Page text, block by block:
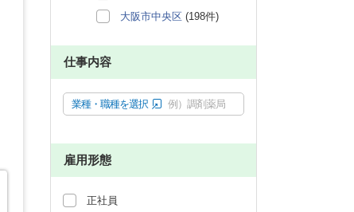
大阪市中央区 (198件)
仕事内容
業種・職種を選択 例）調剤薬局
雇用形態
正社員